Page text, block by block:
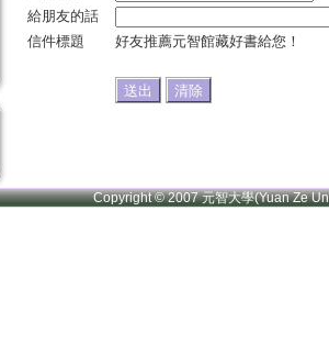
給朋友的話
信件標題
好友推薦元智館藏好書給您！
Copyright © 2007 元智大學(Yuan Ze